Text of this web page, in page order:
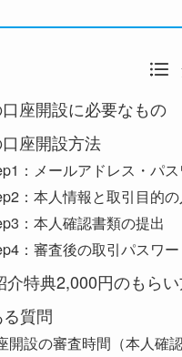
座開設に必要なもの
座開設方法
：メールアドレス・パ
：本人情報と取引目的の
：本人確認書類の提出
：審査後の取引パスワ
介特典2,000円のもら
質問
開設の審査時間（本人確